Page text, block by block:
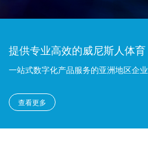
提供专业高效的威尼斯人体育
一站式数字化产品服务的亚洲地区企业
查看更多